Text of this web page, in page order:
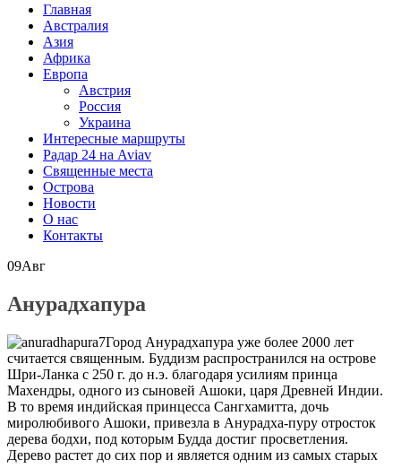
Главная
Австралия
Азия
Африка
Европа
Австрия
Россия
Украина
Интересные маршруты
Радар 24 на Aviav
Священные места
Острова
Новости
О нас
Контакты
09Авг
Анурадхапура
Город Анурадхапура уже более 2000 лет
считается священным. Буддизм распространился на острове
Шри-Ланка с 250 г. до н.э. благодаря усилиям принца
Махендры, одного из сыновей Ашоки, царя Древней Индии.
В то время индийская принцесса Сангхамитта, дочь
миролюбивого Ашоки, привезла в Анурадха-пуру отросток
дерева бодхи, под которым Будда достиг просветления.
Дерево растет до сих пор и является одним из самых старых